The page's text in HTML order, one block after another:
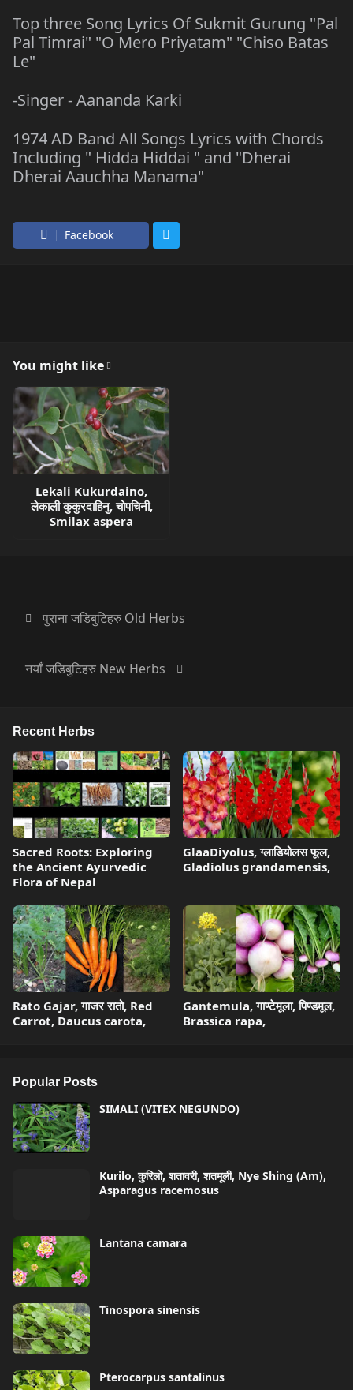
Top three Song Lyrics Of Sukmit Gurung "Pal
Pal Timrai" "O Mero Priyatam" "Chiso Batas
Le"
-Singer - Aananda Karki
1974 AD Band All Songs Lyrics with Chords
Including " Hidda Hiddai " and "Dherai
Dherai Aauchha Manama"
Facebook
You might like
Lekali Kukurdaino,
लेकाली कुकुरदाहिनु, चोपचिनी,
Smilax aspera
पुराना जडिबुटिहरु Old Herbs
नयाँ जडिबुटिहरु New Herbs
Recent Herbs
Sacred Roots: Exploring
the Ancient Ayurvedic
Flora of Nepal
GlaaDiyolus, ग्लाडियोलस फूल,
Gladiolus grandamensis,
Rato Gajar, गाजर रातो, Red
Carrot, Daucus carota,
Gantemula, गाण्टेमूला, पिण्डमूल,
Brassica rapa,
Popular Posts
SIMALI (VITEX NEGUNDO)
Kurilo, कुरिलो, शतावरी, शतमूली, Nye Shing (Am),
Asparagus racemosus
Lantana camara
Tinospora sinensis
Pterocarpus santalinus